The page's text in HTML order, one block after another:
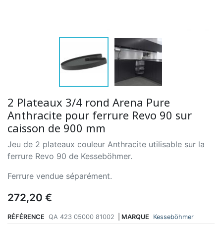
2 Plateaux 3/4 rond Arena Pure
Anthracite pour ferrure Revo 90 sur
caisson de 900 mm
Jeu de 2 plateaux couleur Anthracite utilisable sur la
ferrure Revo 90 de Kesseböhmer.
Ferrure vendue séparément.
272,20 €
RÉFÉRENCE QA 423 05000 81002 MARQUE Kesseböhmer